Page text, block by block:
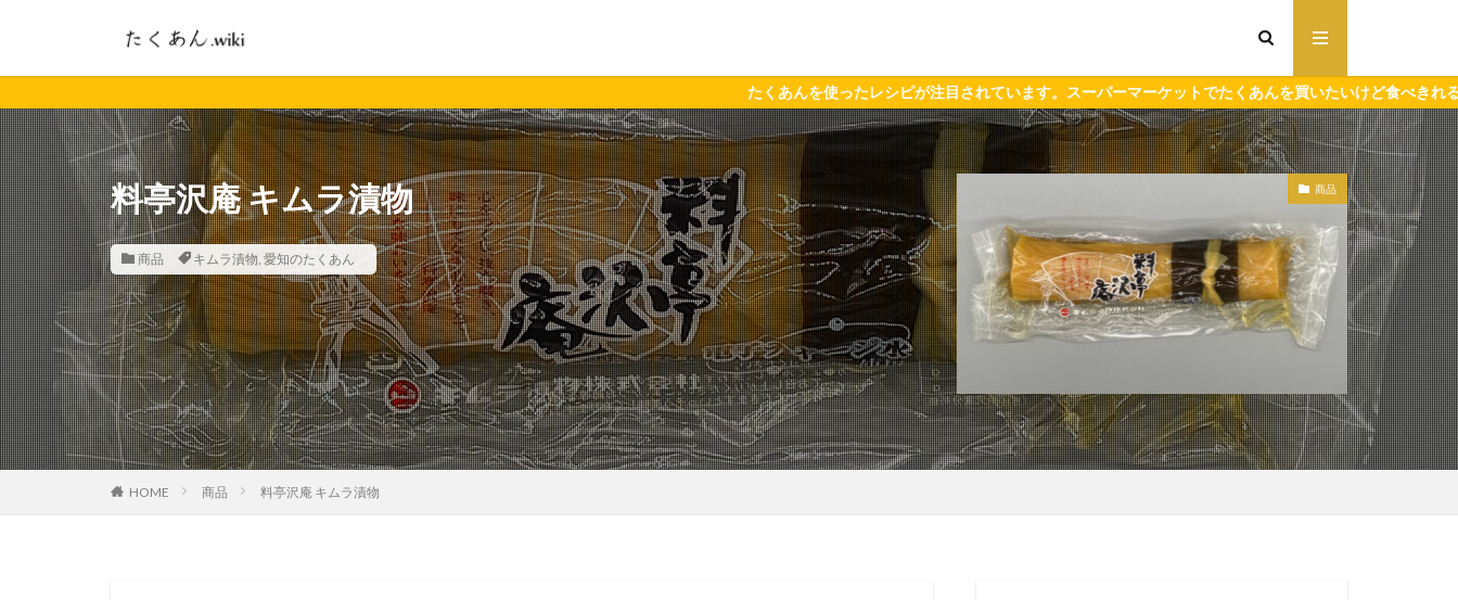
たくあんを使ったレシピが注目されています。スーパーマーケットでたくあんを買いたいけど食べきれるか自信がない方はぜひご
料亭沢庵 キムラ漬物
商品 キムラ漬物, 愛知のたくあん
商品
HOME 商品 料亭沢庵 キムラ漬物